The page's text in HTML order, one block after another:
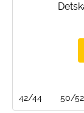
42/44 50/52